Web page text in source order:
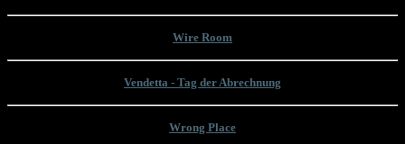
Wire Room
Vendetta - Tag der Abrechnung
Wrong Place